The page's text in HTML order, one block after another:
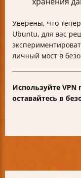
Уверены, что
Ubuntu, для вас
личный мост в
Используйте VPN
оставайтесь в